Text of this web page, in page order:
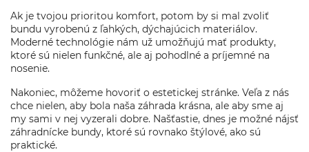
Ak je tvojou prioritou komfort, potom by si mal zvoliť
bundu vyrobenú z ľahkých, dýchajúcich materiálov.
Moderné technológie nám už umožňujú mať produkty,
ktoré sú nielen funkčné, ale aj pohodlné a príjemné na
nosenie.
Nakoniec, môžeme hovoriť o estetickej stránke. Veľa z nás
chce nielen, aby bola naša záhrada krásna, ale aby sme aj
my sami v nej vyzerali dobre. Našťastie, dnes je možné nájsť
záhradnícke bundy, ktoré sú rovnako štýlové, ako sú
praktické.